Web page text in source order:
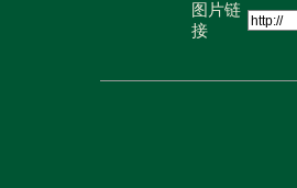
图片链
接